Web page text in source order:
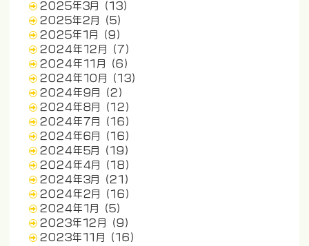
2025年3月
(13)
2025年2月
(5)
2025年1月
(9)
2024年12月
(7)
2024年11月
(6)
2024年10月
(13)
2024年9月
(2)
2024年8月
(12)
2024年7月
(16)
2024年6月
(16)
2024年5月
(19)
2024年4月
(18)
2024年3月
(21)
2024年2月
(16)
2024年1月
(5)
2023年12月
(9)
2023年11月
(16)